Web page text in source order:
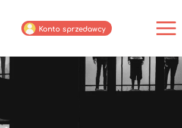
Konto sprzedawcy